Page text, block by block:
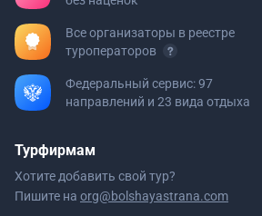
Все организаторы в реестре
туроператоров
Федеральный сервис: 97
направлений и 23 вида отдыха
Турфирмам
Хотите добавить свой тур?
Пишите на org@bolshayastrana.com